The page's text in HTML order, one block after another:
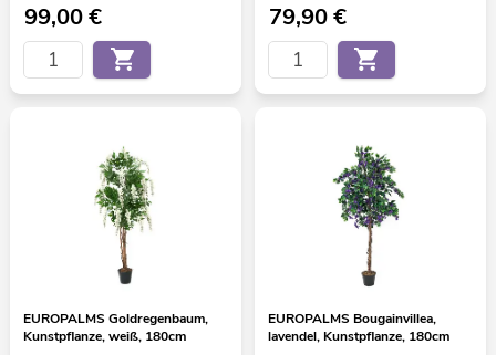
99,00€ 79,90€
EUROPALMS Goldregenbaum,
Kunstpflanze, weiß, 180cm
EUROPALMS Bougainvillea,
lavendel, Kunstpflanze, 180cm